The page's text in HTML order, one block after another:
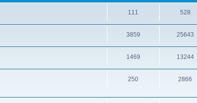
111 528
3859 25643
1469 13244
250 2866